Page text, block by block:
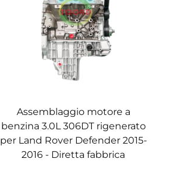
Assemblaggio motore a
benzina 3.0L 306DT rigenerato
per Land Rover Defender 2015-
2016 - Diretta fabbrica